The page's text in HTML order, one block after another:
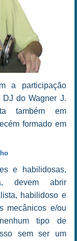
a participação
do Wagner J.
também em
formado em
e habilidosas,
devem abrir
habilidoso e
mecânicos e/ou
tipo de
sem ser um